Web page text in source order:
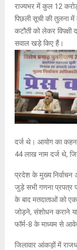
राज्यभर में कुल 12
पिछली सूची की तुलना
कटौती को लेकर विपक्षी
सवाल खड़े किए हैं।
दर्ज थे। आयोग का
44 लाख नाम दर्ज थे,
प्रदेश के मुख्य निर्वाचन
जुड़े सभी गणना प्रपत्र
के बाद मतदाताओं को
जोड़ने, संशोधन कराने
फॉर्म-8 के माध्यम से
जिलावार आंकड़ों में